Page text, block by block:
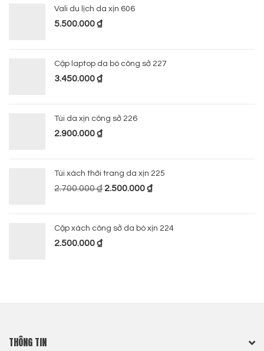
Vali du lịch da xịn 606
5.500.000₫
Cặp laptop da bò công sở 227
3.450.000₫
Túi da xịn công sở 226
2.900.000₫
Túi xách thời trang da xịn 225
2.700.000₫ 2.500.000₫
Cặp xách công sở da bò xịn 224
2.500.000₫
THÔNG TIN